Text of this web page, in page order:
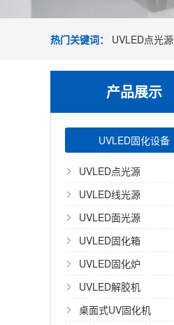
热门关键词： UVLED点光源
产品展示
UVLED固化设备
UVLED点光源
UVLED线光源
UVLED面光源
UVLED固化箱
UVLED固化炉
UVLED解胶机
桌面式UV固化机